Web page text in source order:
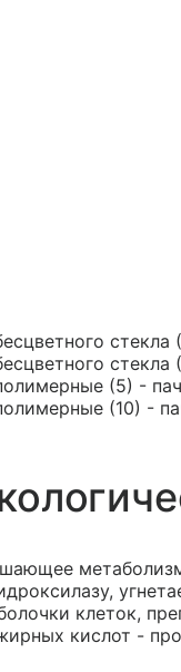
(5) -
(10) -
клеток,
кислот -